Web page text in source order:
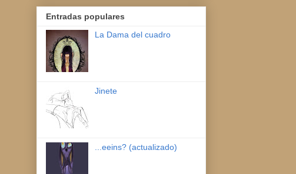
Entradas populares
La Dama del cuadro
Jinete
...eeins? (actualizado)